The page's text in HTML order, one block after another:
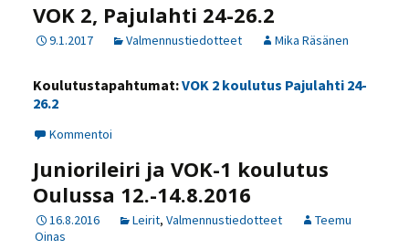
VOK 2, Pajulahti 24-26.2
9.1.2017 Valmennustiedotteet Mika Räsänen
Koulutustapahtumat:VOK 2 koulutus Pajulahti 24-
26.2
Kommentoi
Juniorileiri ja VOK-1 koulutus
Oulussa 12.-14.8.2016
16.8.2016 Leirit, Valmennustiedotteet
Teemu
Oinas